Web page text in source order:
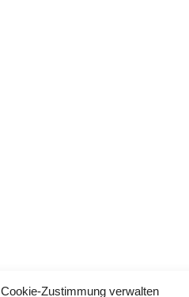
Cookie-Zustimmung verwalten